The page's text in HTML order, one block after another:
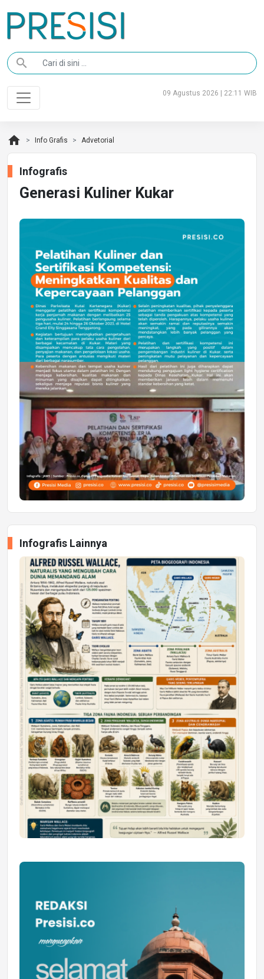
search
09 Agustus 2026 | 22:11 WIB
home Info Grafis Advetorial
Infografis
Generasi Kuliner Kukar
Infografis Lainnya